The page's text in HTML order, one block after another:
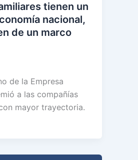
tienen un
nacional,
de un marco
de la Empresa
a las compañías
mayor trayectoria.